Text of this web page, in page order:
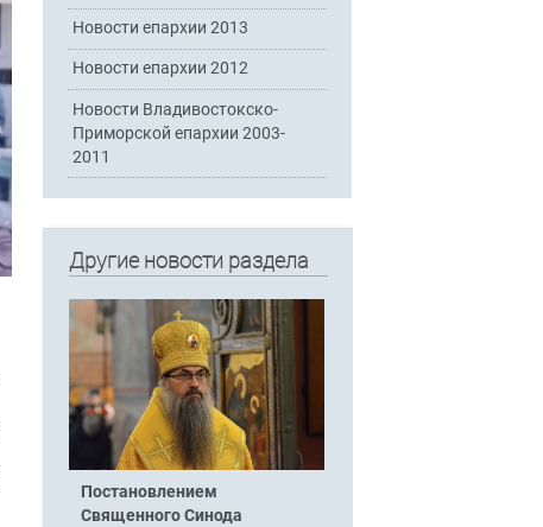
Новости епархии 2013
Новости епархии 2012
Новости Владивостокско-
Приморской епархии 2003-
2011
Другие новости раздела
Постановлением
Священного Синода